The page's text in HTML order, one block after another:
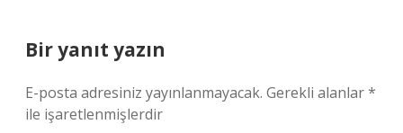
Bir yanıt yazın
E-posta adresiniz yayınlanmayacak. Gerekli alanlar*
ile işaretlenmişlerdir